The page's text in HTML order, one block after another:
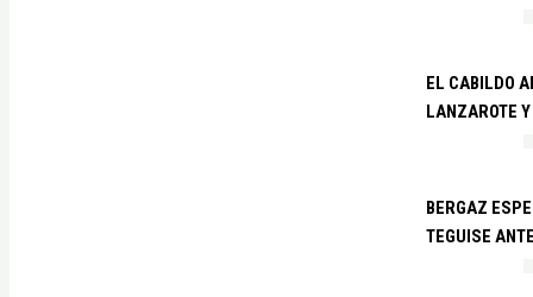
EL CABILDO
LANZAROTE
BERGAZ
TEGUISE